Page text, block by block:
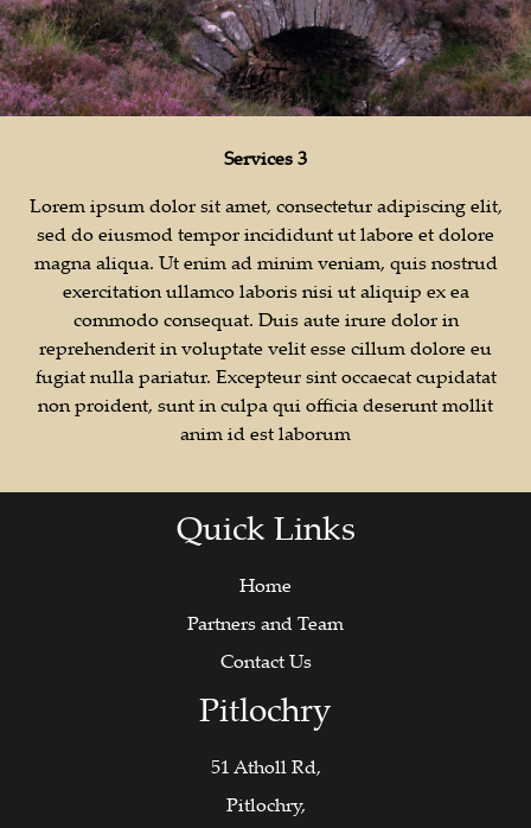
Services 3
Lorem ipsum dolor sit amet, consectetur adipiscing elit,
sed do eiusmod tempor incididunt ut labore et dolore
magna aliqua. Ut enim ad minim veniam, quis nostrud
exercitation ullamco laboris nisi ut aliquip ex ea
commodo consequat. Duis aute irure dolor in
reprehenderit in voluptate velit esse cillum dolore eu
fugiat nulla pariatur. Excepteur sint occaecat cupidatat
non proident, sunt in culpa qui officia deserunt mollit
anim id est laborum
Quick Links
Home
Partners and Team
Contact Us
Pitlochry
51 Atholl Rd,
Pitlochry,